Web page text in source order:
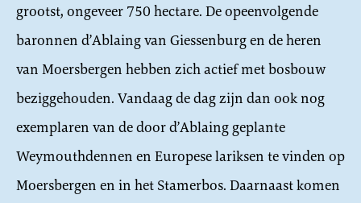
grootst, ongeveer 750 hectare. De opeenvolgende
baronnen d’Ablaing van Giessenburg en de heren
van Moersbergen hebben zich actief met bosbouw
beziggehouden. Vandaag de dag zijn dan ook nog
exemplaren van de door d’Ablaing geplante
Weymouthdennen en Europese lariksen te vinden op
Moersbergen en in het Stamerbos. Daarnaast komen